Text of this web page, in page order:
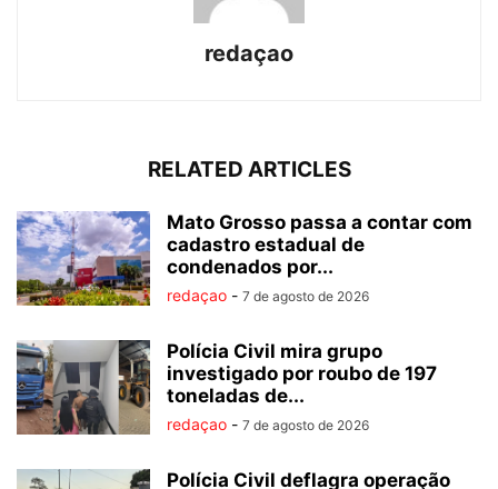
redaçao
RELATED ARTICLES
Mato Grosso passa a contar com
cadastro estadual de
condenados por...
redaçao - 7 de agosto de 2026
Polícia Civil mira grupo
investigado por roubo de 197
toneladas de...
redaçao - 7 de agosto de 2026
Polícia Civil deflagra operação